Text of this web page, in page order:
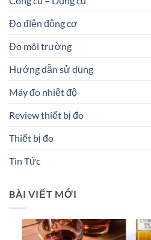
Đo điện động cơ
Đo môi trường
Hướng dẫn sử dụng
Máy đo nhiệt độ
Review thiết bị đo
Thiết bị đo
Tin Tức
BÀI VIẾT MỚI